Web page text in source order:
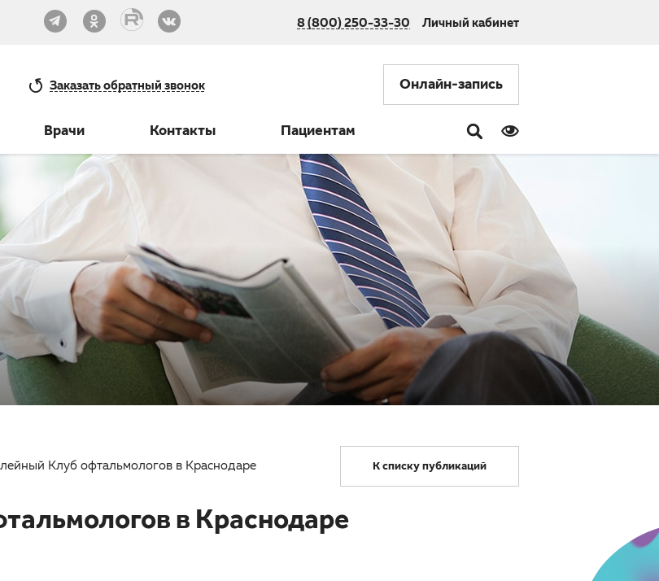
8 (800) 250-33-30 Личный кабинет
Заказатьобратный звонок Онлайн-запись
Врачи Контакты Пациентам
Клуб офтальмологов в Краснодаре К списку публикаций
в Краснодаре